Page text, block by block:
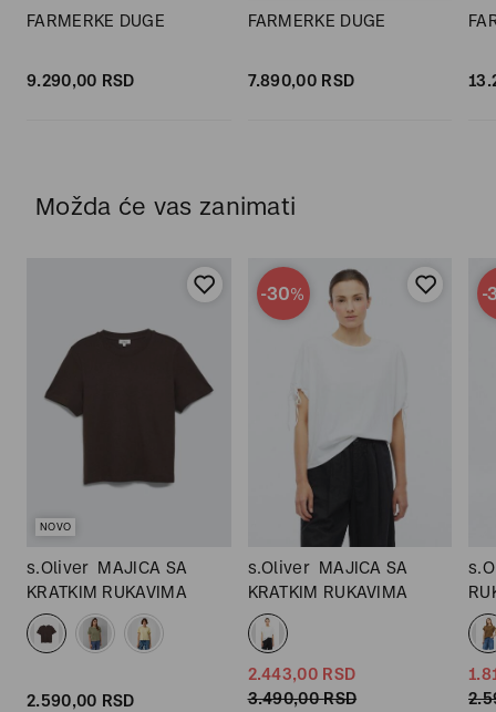
FARMERKE DUGE
9.290,00 RSD
FARMERKE DUGE
7.890,00 RSD
Možda će vas zanimati
NOVO
s.Oliver MAJICA SA
KRATKIM RUKAVIMA
2.590,00 RSD
-30%
s.Oliver MAJICA SA
KRATKIM RUKAVIMA
2.443,00 RSD
3.490,00 RSD
-